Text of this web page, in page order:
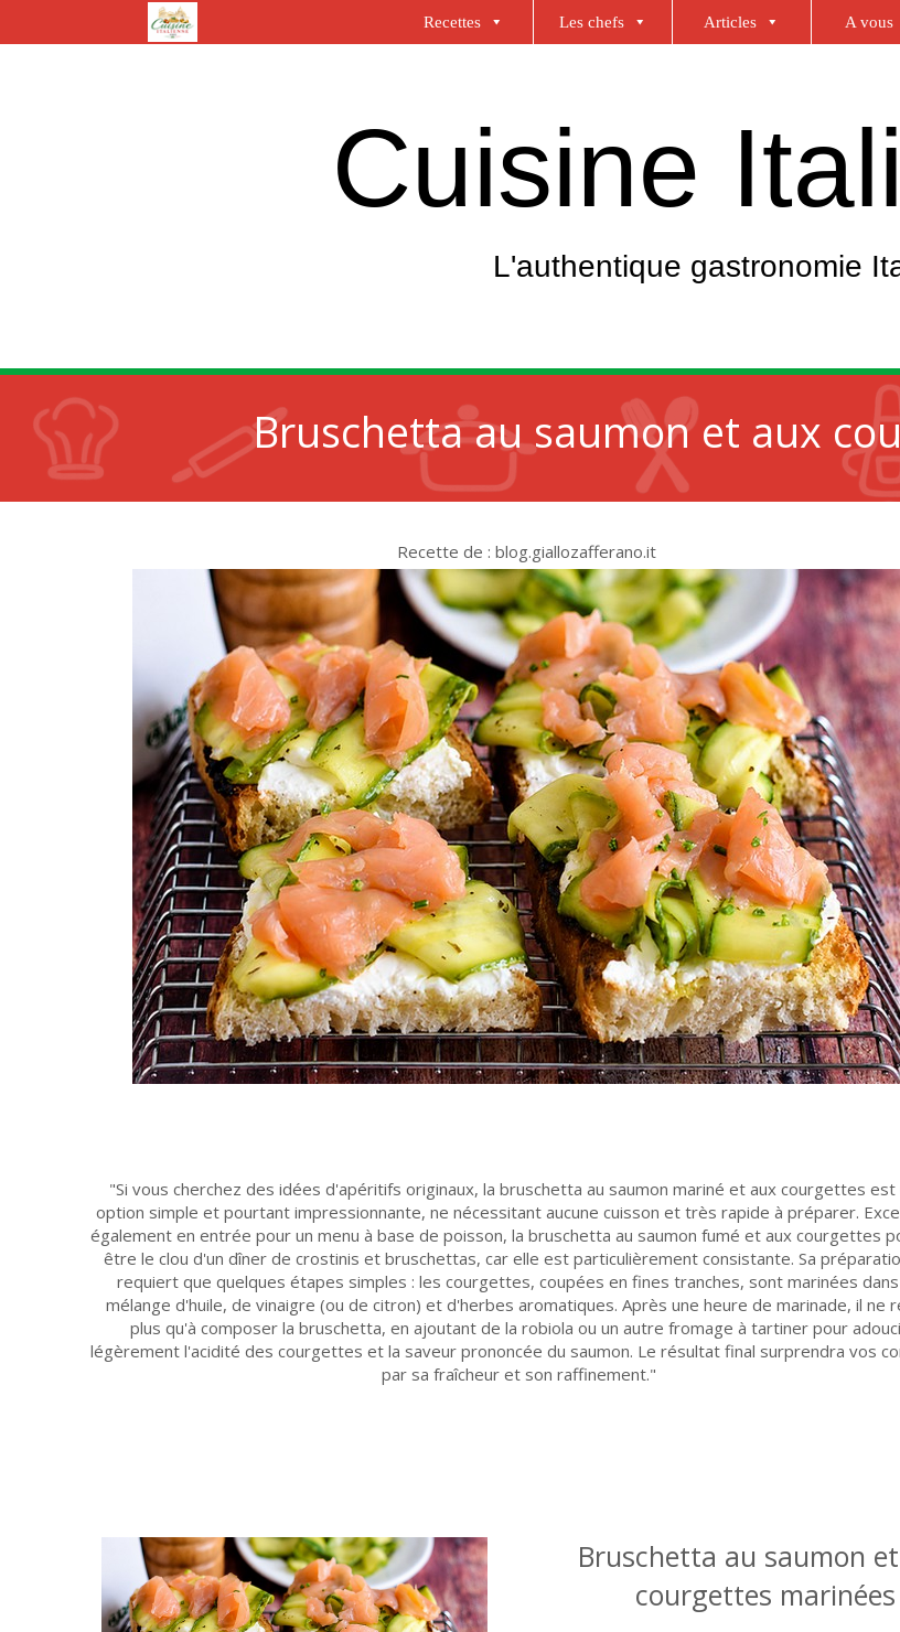
Recettes Les chefs Articles A vous
Cuisine
L'authentique gastronomie
Bruschetta au saumon et aux
Recette de : blog.giallozafferano.it
Si vous cherchez des idées d'apéritifs originaux, la bruschetta au saumon mariné et aux courgettes est
option simple et pourtant impressionnante, ne nécessitant aucune cuisson et très rapide à préparer.
également en entrée pour un menu à base de poisson, la bruschetta au saumon fumé et aux courgettes
être le clou d'un dîner de crostinis et bruschettas, car elle est particulièrement consistante. Sa
requiert que quelques étapes simples : les courgettes, coupées en fines tranches, sont marinées dans
mélange d'huile, de vinaigre (ou de citron) et d'herbes aromatiques. Après une heure de marinade, il ne
plus qu'à composer la bruschetta, en ajoutant de la robiola ou un autre fromage à tartiner pour
légèrement l'acidité des courgettes et la saveur prononcée du saumon. Le résultat final surprendra vos
par sa fraîcheur et son raffinement.
Bruschetta au saumon
courgettes marinées